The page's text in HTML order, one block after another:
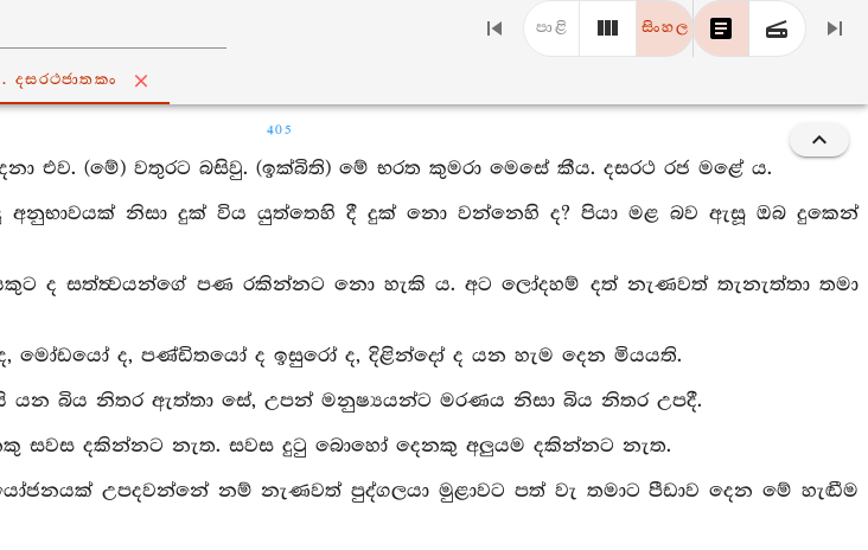
පාළි සිංහල
දසරථජාතකං
405
එව. (මේ) වතුරට බසිවු. (ඉක්බිති) මේ භරත කුමරා මෙසේ කීය. දසරථ රජ මළේ ය.
අනුභාවයක් නිසා දුක් විය යුත්තෙහි දී දුක් නො වන්නෙහි ද? පියා මළ බව ඇසූ ඔබ දුකෙන්
ද සත්ත්‍වයන්ගේ පණ රකින්නට නො හැකි ය. අට ලෝදහම් දත් නැණවත් තැනැත්තා තමා
ද, මෝඩයෝ ද, පණ්ඩිතයෝ ද ඉසුරෝ ද, දිළින්දෝ ද යන හැම දෙන මියයති.
යන බිය නිතර ඇත්තා සේ, උපන් මනුෂ්‍යයන්ට මරණය නිසා බිය නිතර උපදී.
සවස දකින්නට නැත. සවස දුටු බොහෝ දෙනකු අලුයම දකින්නට නැත.
උපදවන්නේ නම් නැණවත් පුද්ගලයා මුළාවට පත් වැ තමාට පීඩාව දෙන මේ හැඬීම